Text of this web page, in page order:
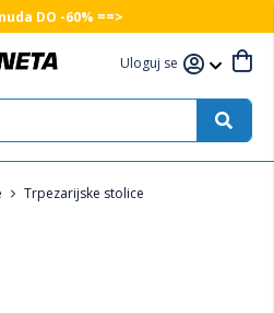
DO -60% ==>
Uloguj se
Trpezarijske stolice